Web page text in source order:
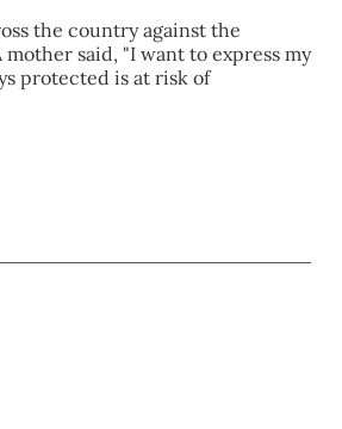
the country against the
said, "I want to express my
protected is at risk of